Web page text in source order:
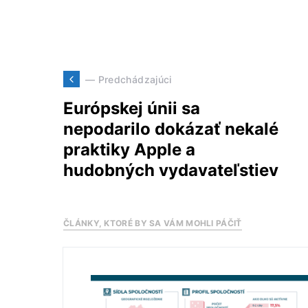
— Predchádzajúci
Európskej únii sa
nepodarilo dokázať nekalé
praktiky Apple a
hudobných vydavateľstiev
ČLÁNKY, KTORÉ BY SA VÁM MOHLI PÁČIŤ